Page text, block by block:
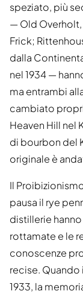
speziato, più
— Old
Frick;
dalla
nel 1934 —
ma entrambi
cambiato
Heaven Hill nel
di bourbon del
originale è
Il
pausa il rye
distillerie
rottamate e le
conoscenze
recise.
1933, la